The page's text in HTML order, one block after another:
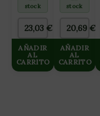
CORTE
stock
23,03 €
AÑADIR
AL
CARRITO
CALOR
60W
stock
20,69 €
AÑADIR
AL
CARRITO